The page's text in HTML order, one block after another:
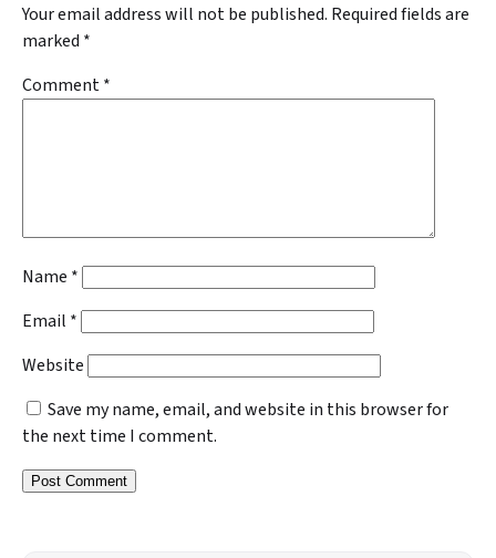
Your email address will not be published. Required fields are
marked *
Comment*
Name *
Email *
Website
Save my name, email, and website in this browser for
the next time I comment.